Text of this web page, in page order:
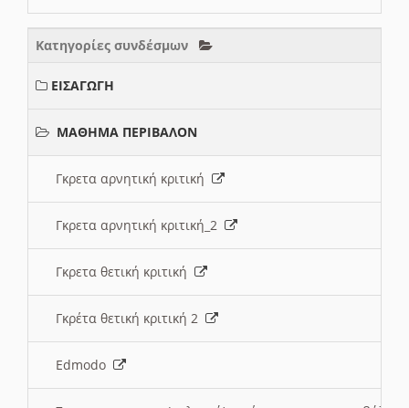
Κατηγορίες συνδέσμων
ΕΙΣΑΓΩΓΗ
ΜΑΘΗΜΑ ΠΕΡΙΒΑΛΟΝ
Γκρετα αρνητική κριτική
Γκρετα αρνητική κριτική_2
Γκρετα θετική κριτική
Γκρέτα θετική κριτική 2
Edmodo